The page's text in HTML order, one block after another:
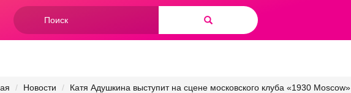
Форма
поиска
Новости Катя Адушкина выступит на сцене московского клуба «1930 Moscow»